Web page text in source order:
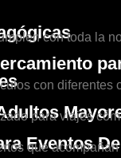
con toda la
con diferentes
para viajes
Eventos
que